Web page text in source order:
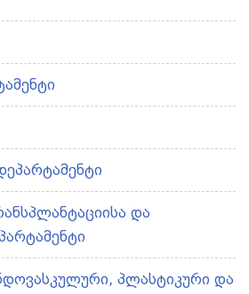
და
პლასტიკური და